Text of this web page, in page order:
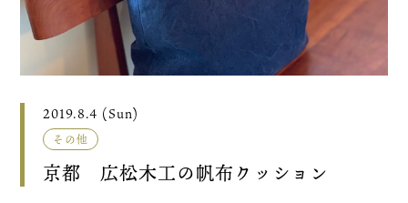
2019.8.4 (Sun)
その他
京都 広松木工の帆布クッション